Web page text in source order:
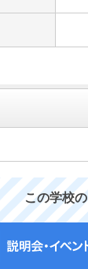
この学校の